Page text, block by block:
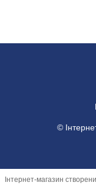
©
Інтернет-магазин